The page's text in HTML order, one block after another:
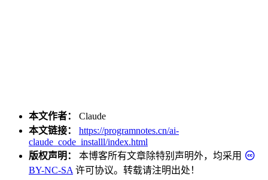
本文作者： Claude
本文链接：
https://programnotes.cn/ai-
claude_code_installl/index.html
版权声明： 本博客所有文章除特别声明外，均采用
BY-NC-SA 许可协议。转载请注明出处！